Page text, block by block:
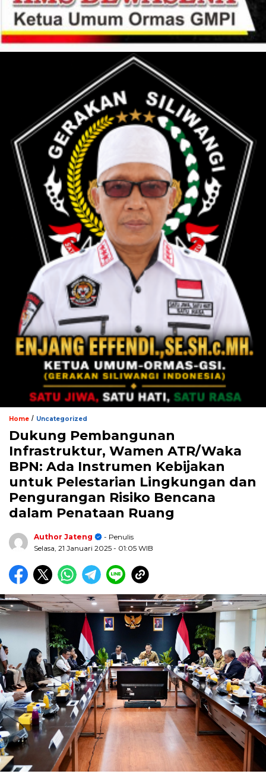
Home / Uncategorized
Dukung Pembangunan
Infrastruktur, Wamen ATR/Waka
BPN: Ada Instrumen Kebijakan
untuk Pelestarian Lingkungan dan
Pengurangan Risiko Bencana
dalam Penataan Ruang
Author Jateng
- Penulis
Selasa, 21 Januari 2025 - 01:05 WIB